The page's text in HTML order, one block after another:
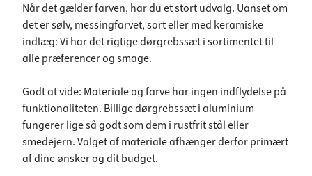
Når det gælder farven, har du et stort udvalg. Uanset om
det er sølv, messingfarvet, sort eller med keramiske
indlæg: Vi har det rigtige dørgrebssæt i sortimentet til
alle præferencer og smage.
Godt at vide: Materiale og farve har ingen indflydelse på
funktionaliteten. Billige dørgrebssæt i aluminium
fungerer lige så godt som dem i rustfrit stål eller
smedejern. Valget af materiale afhænger derfor primært
af dine ønsker og dit budget.